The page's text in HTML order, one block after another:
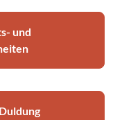
und